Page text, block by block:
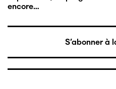
encore…
S'abonner à